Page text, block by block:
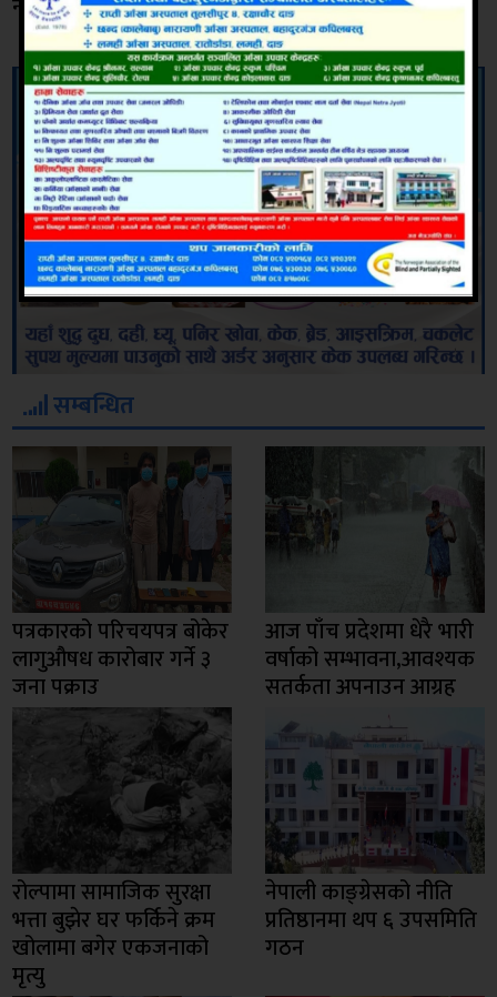
न्युजबाट
सम्बन्धित
पत्रकारको परिचयपत्र बोकेर
लागुऔषध कारोबार गर्ने ३
जना पक्राउ
आज पाँच प्रदेशमा धेरै भारी
वर्षाको सम्भावना,आवश्यक
सतर्कता अपनाउन आग्रह
रोल्पामा सामाजिक सुरक्षा
भत्ता बुझेर घर फर्किने क्रम
खोलामा बगेर एकजनाको
मृत्यु
नेपाली काङ्ग्रेसको नीति
प्रतिष्ठानमा थप ६ उपसमिति
गठन